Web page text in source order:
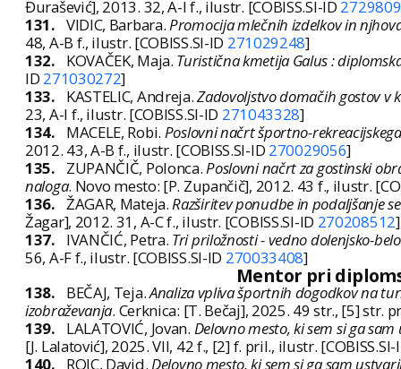
Đurašević], 2013. 32, A-I f., ilustr. [COBISS.SI-ID
131. VIDIC, Barbara.Promocija mlečnih izdelkov in
48, A-B f., ilustr. [COBISS.SI-ID 271029248]
132.
KOVAČEK, Maja. Turistična kmetija Galus :
ID 271030272]
133.
KASTELIC, Andreja.Zadovoljstvo domačih gostov v
23, A-I f., ilustr. [COBISS.SI-ID 271043328]
134.
MACELE, Robi. Poslovni načrt športno-
2012. 43, A-B f., ilustr. [COBISS.SI-ID 270029056]
135.
ZUPANČIČ, Polonca.Poslovni načrt za gostinski
naloga. Novo mesto: [P. Zupančič], 2012. 43 f., ilustr.
136. ŽAGAR, Mateja.Razširitev ponudbe in podaljšanje
Žagar], 2012. 31, A-C f., ilustr. [COBISS.SI-ID 270208512]
137.
IVANČIĆ, Petra. Tri priložnosti - vedno dolenjsko-
56, A-F f., ilustr. [COBISS.SI-ID 270033408]
Mentor pri
138. BEČAJ, Teja.Analiza vpliva športnih dogodkov na
izobraževanja. Cerknica: [T. Bečaj], 2025. 49 str., [5] str.
139.
LALATOVIĆ, Jovan. Delovno mesto, ki sem si ga
[J. Lalatović], 2025. VII, 42 f., [2] f. pril., ilustr.
140.
ROJC, David.Delovno mesto, ki sem si ga sam